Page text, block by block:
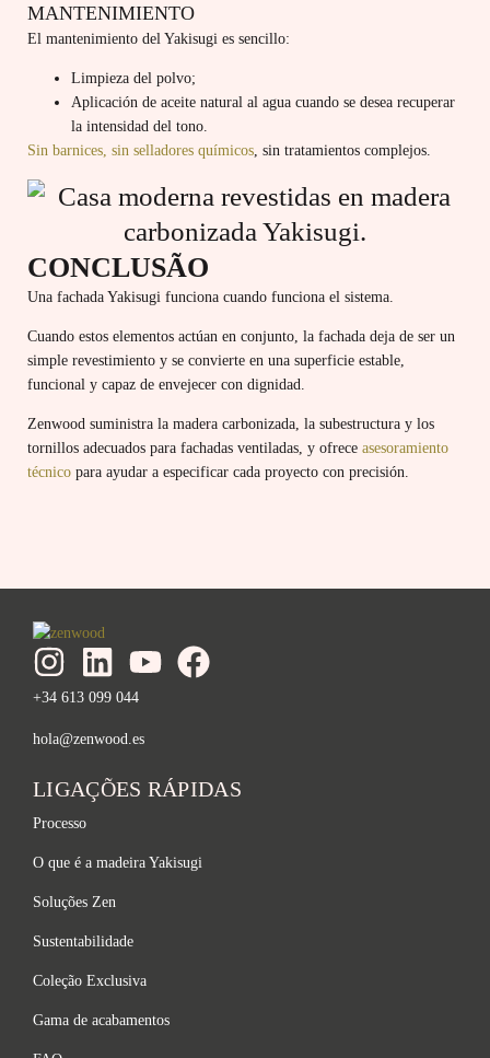
MANTENIMIENTO
El mantenimiento del Yakisugi es sencillo:
Limpieza del polvo;
Aplicación de aceite natural al agua cuando se desea recuperar
la intensidad del tono.
Sin barnices, sin selladores químicos, sin tratamientos complejos.
CONCLUSÃO
Una fachada Yakisugi funciona cuando funciona el sistema.
Cuando estos elementos actúan en conjunto, la fachada deja de ser un
simple revestimiento y se convierte en una superficie estable,
funcional y capaz de envejecer con dignidad.
Zenwood suministra la madera carbonizada, la subestructura y los
tornillos adecuados para fachadas ventiladas, y ofrece asesoramiento
técnico para ayudar a especificar cada proyecto con precisión.
+34 613 099 044
hola@zenwood.es
LIGAÇÕES RÁPIDAS
Processo
O que é a madeira Yakisugi
Soluções Zen
Sustentabilidade
Coleção Exclusiva
Gama de acabamentos